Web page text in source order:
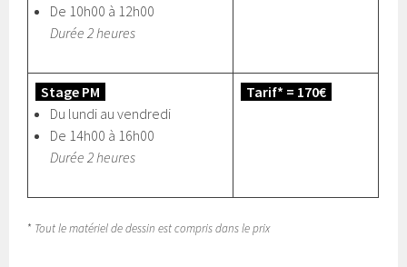
De 10h00 à 12h00
Durée 2 heures
Stage PM
Du lundi au vendredi
De 14h00 à 16h00
Durée 2 heures
Tarif* = 170€
* Tout le matériel de dessin est compris dans le prix